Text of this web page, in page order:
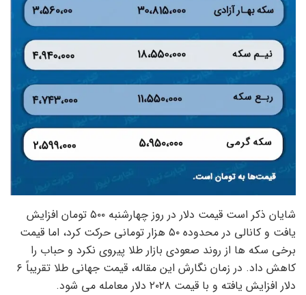
شایان ذکر است قیمت دلار در روز چهارشنبه ۵۰۰ تومان افزایش
یافت و کانالی در محدوده ۵۰ هزار تومانی حرکت کرد، اما قیمت
برخی سکه ها از روند صعودی بازار طلا پیروی نکرد و حباب را
کاهش داد. در زمان نگارش این مقاله، قیمت جهانی طلا تقریباً ۶
دلار افزایش یافته و با قیمت ۲۰۲۸ دلار معامله می شود.